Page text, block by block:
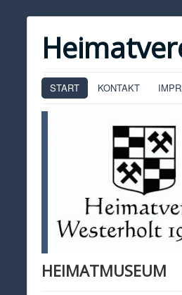
START KONTAKT
HEIMATMUSEUM